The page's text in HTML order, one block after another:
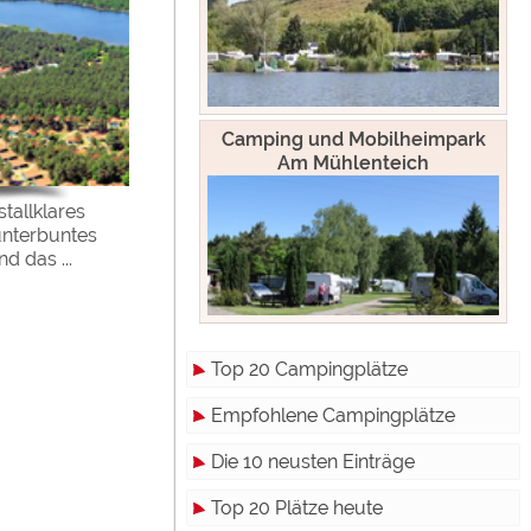
das ...
Camping und Mobilheimpark
Am Mühlenteich
Top 20 Campingplätze
Empfohlene Campingplätze
Die 10 neusten Einträge
Top 20 Plätze heute